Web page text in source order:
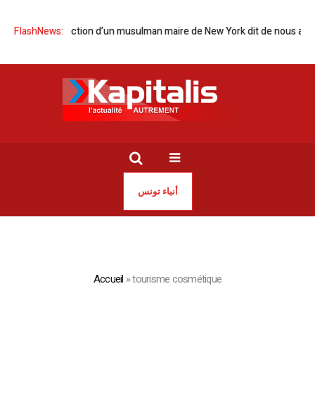
FlashNews:
Ce que l’élection d’un musulman maire de New York dit de nous
أنباء تونس
Accueil »tourisme cosmétique